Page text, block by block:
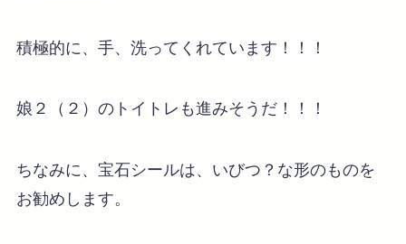
積極的に、手、洗ってくれています！！！
娘２（２）のトイトレも進みそうだ！！！
ちなみに、宝石シールは、いびつ？な形のものを
お勧めします。